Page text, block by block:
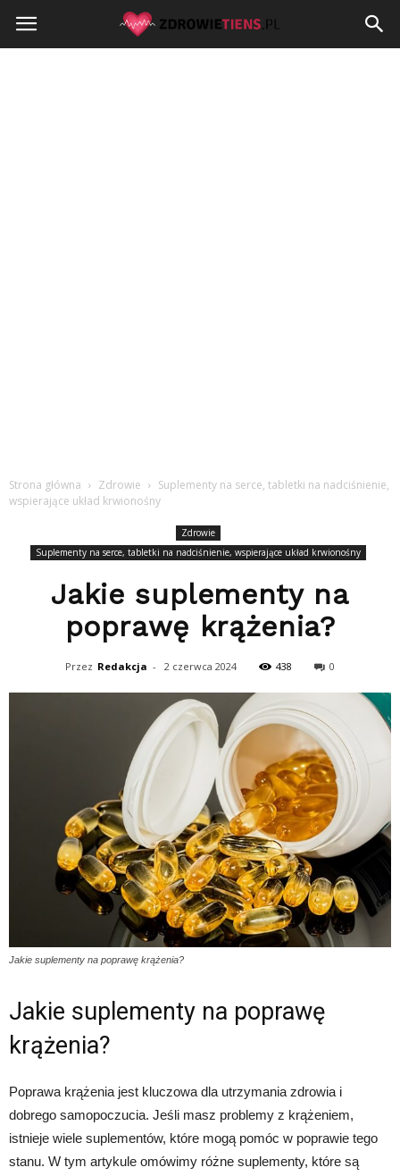
Zdrowietiens.pl
Strona główna Zdrowie
Suplementy na serce, tabletki na nadciśnienie,
wspierające układ krwionośny
Zdrowie
Suplementy na serce, tabletki na nadciśnienie, wspierające układ krwionośny
Jakie suplementy na
poprawę krążenia?
Przez Redakcja - 2 czerwca 2024 438 0
Jakie suplementy na poprawę krążenia?
Jakie suplementy na poprawę
krążenia?
Poprawa krążenia jest kluczowa dla utrzymania zdrowia i
dobrego samopoczucia. Jeśli masz problemy z krążeniem,
istnieje wiele suplementów, które mogą pomóc w poprawie tego
stanu. W tym artykule omówimy różne suplementy, które są